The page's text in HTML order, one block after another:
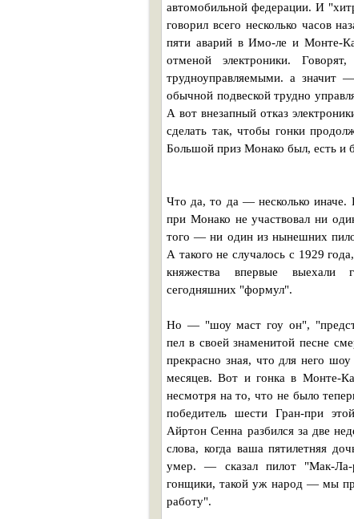
автомобильной федерации. И
говорил всего несколько часов
пяти аварий в Имо-ле и Монте-
отменой электроники.
трудноуправляемыми. а значит
обычной подвеской трудно
А вот внезапный отказ
сделать так, чтобы гонки
Большой приз Монако был, есть и
Что да, то да — несколько иначе.
при Монако не участвовал ни
того — ни один из нынешних
А такого не случалось с 1929
княжества впервые выехали
сегодняшних "формул".
Но — "шоу маст гоу он",
пел в своей знаменитой песне
прекрасно зная, что для него шоу
месяцев. Вот и гонка в Монте-
несмотря на то, что не было
победитель шести Гран-при
Айртон Сенна разбился за две
слова, когда ваша пятилетняя
умер. — сказал пилот "Мак-
гонщики, такой уж народ — мы
работу".